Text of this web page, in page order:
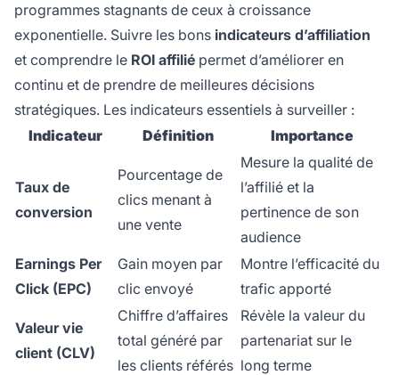
programmes stagnants de ceux à croissance
exponentielle. Suivre les bons indicateurs d’affiliation
et comprendre le ROI affilié permet d’améliorer en
continu et de prendre de meilleures décisions
stratégiques. Les indicateurs essentiels à surveiller :
Indicateur
Définition Importance
Taux de
conversion
Pourcentage de
clics menant à
une vente
Mesure la qualité de
l’affilié et la
pertinence de son
audience
Earnings Per
Click (EPC)
Gain moyen par
clic envoyé
Montre l’efficacité du
trafic apporté
Valeur vie
client (CLV)
Chiffre d’affaires
total généré par
les clients référés
Révèle la valeur du
partenariat sur le
long terme